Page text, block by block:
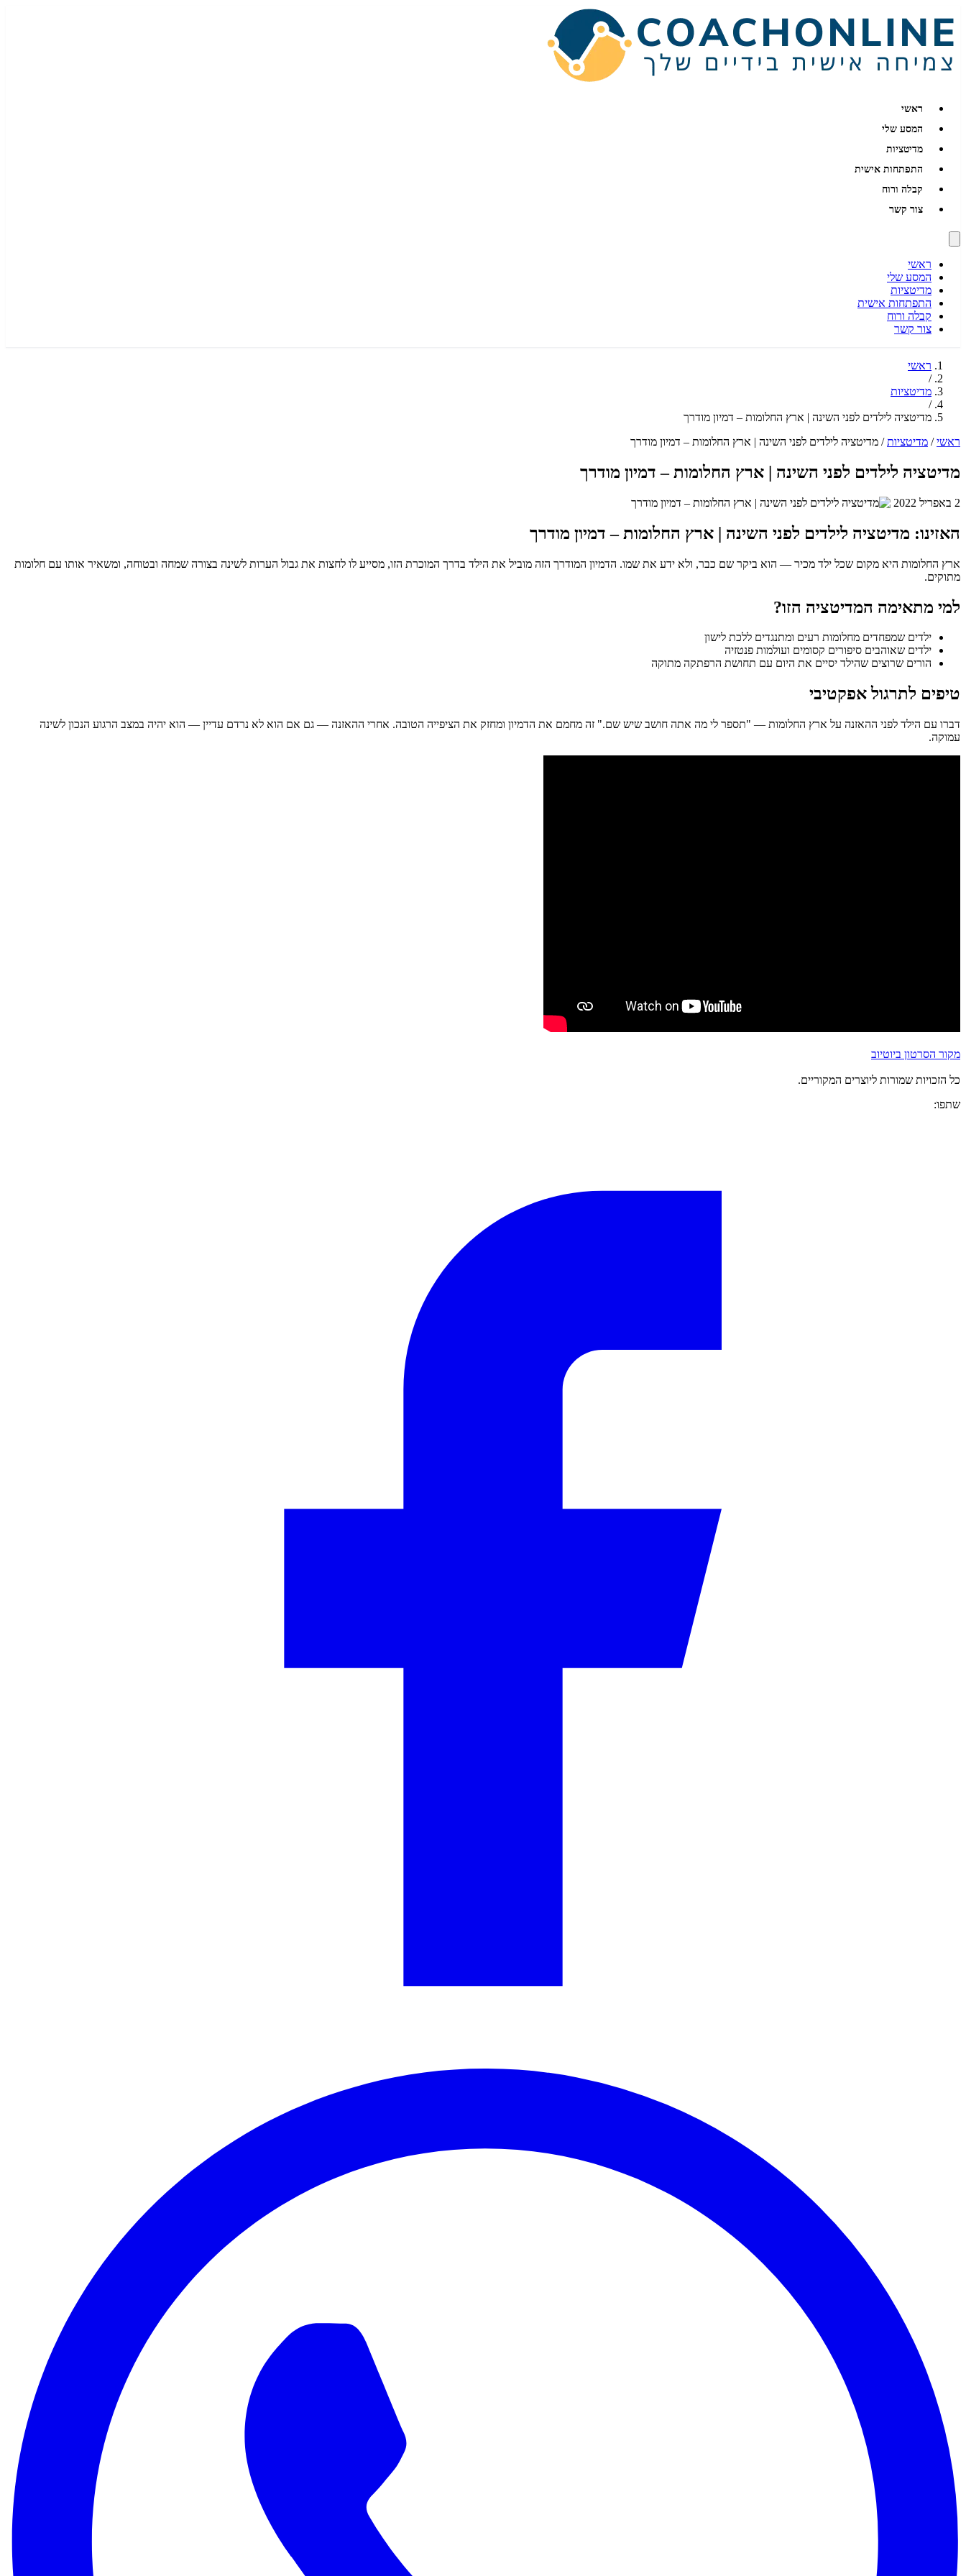
ראשי
המסע שלי
מדיטציות
התפתחות אישית
קבלה ורוח
צור קשר
ראשי
המסע שלי
מדיטציות
התפתחות אישית
קבלה ורוח
צור קשר
ראשי
/
מדיטציות
/
מדיטציה לילדים לפני השינה | ארץ החלומות – דמיון מודרך
ראשי / מדיטציות / מדיטציה לילדים לפני השינה | ארץ החלומות – דמיון מודרך
מדיטציה לילדים לפני השינה | ארץ החלומות – דמיון מודרך
2 באפריל 2022
האזינו: מדיטציה לילדים לפני השינה | ארץ החלומות – דמיון מודרך
ארץ החלומות היא מקום שכל ילד מכיר — הוא ביקר שם כבר, ולא ידע את שמו. הדמיון המודרך הזה מוביל את הילד בדרך המוכרת הזו, מסייע לו לחצות את גבול הערות לשינה בצורה שמחה ובטוחה, ומשאיר אותו עם חלומות
מתוקים.
למי מתאימה המדיטציה הזו?
ילדים שמפחדים מחלומות רעים ומתנגדים ללכת לישון
ילדים שאוהבים סיפורים קסומים ועולמות פנטזיה
הורים שרוצים שהילד יסיים את היום עם תחושת הרפתקה מתוקה
טיפים לתרגול אפקטיבי
דברו עם הילד לפני ההאזנה על ארץ החלומות — "תספר לי מה אתה חושב שיש שם." זה מחמם את הדמיון ומחזק את הציפייה הטובה. אחרי ההאזנה — גם אם הוא לא נרדם עדיין — הוא יהיה במצב הרגוע הנכון לשינה
עמוקה.
מקור הסרטון ביוטיוב
כל הזכויות שמורות ליוצרים המקוריים.
שתפו: